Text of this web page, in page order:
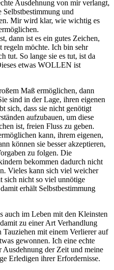
Ausdehnung von mir verlangt,
Selbstbestimmung und
Mir wird klar, wie wichtig es
dann ist es ein gutes Zeichen,
regeln möchte. Ich bin sehr
tut. So lange sie es tut, ist da
etwas WOLLEN ist
Maß ermöglichen, dann
sind in der Lage, ihren eigenen
sich, dass sie nicht genötigt
aufzubauen, um diese
ist, freien Fluss zu geben.
kann, ihrem eigenen,
können sie besser akzeptieren,
zu folgen. Die
bekommen dadurch nicht
Vieles kann sich viel weicher
sich nicht so viel unnötige
erhält Selbstbestimmung
auch im Leben mit den Kleinsten
zu einer Art Verhandlung
mit einem Verlierer auf
gewonnen. Ich eine echte
der Zeit und meine
Erledigen ihrer Erfordernisse.